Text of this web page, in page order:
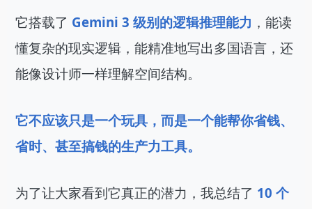
它搭载了 Gemini 3 级别的逻辑推理能力 ，能读
懂复杂的现实逻辑，能精准地写出多国语言，还
能像设计师一样理解空间结构。
它不应该只是一个玩具，而是一个能帮你省钱、
省时、甚至搞钱的生产力工具。
为了让大家看到它真正的潜力，我总结了 10 个